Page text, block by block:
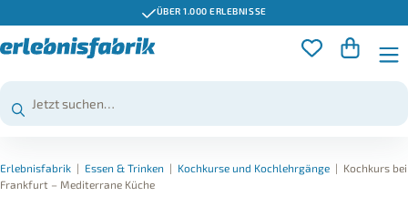
ÜBER 1.000 ERLEBNISSE
Erlebnisfabrik | Essen & Trinken | Kochkurse und Kochlehrgänge | Kochkurs bei
Frankfurt – Mediterrane Küche